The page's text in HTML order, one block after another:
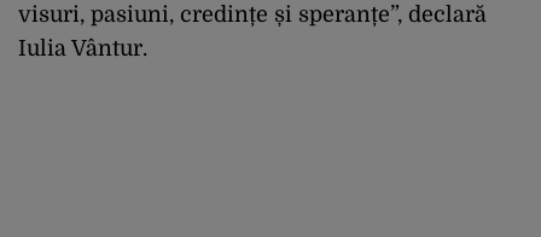
visuri, pasiuni, credințe și speranțe”, declară
Iulia Vântur.